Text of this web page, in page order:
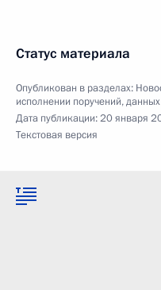
Статус материала
Опубликован в разделах:
исполнении поручений,
Дата публикации:20 января
Текстовая версия